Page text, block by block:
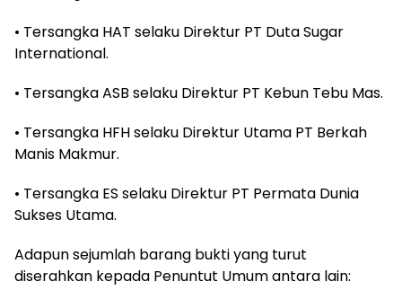
• Tersangka HAT selaku Direktur PT Duta Sugar
International.
• Tersangka ASB selaku Direktur PT Kebun Tebu Mas.
• Tersangka HFH selaku Direktur Utama PT Berkah
Manis Makmur.
• Tersangka ES selaku Direktur PT Permata Dunia
Sukses Utama.
Adapun sejumlah barang bukti yang turut
diserahkan kepada Penuntut Umum antara lain: